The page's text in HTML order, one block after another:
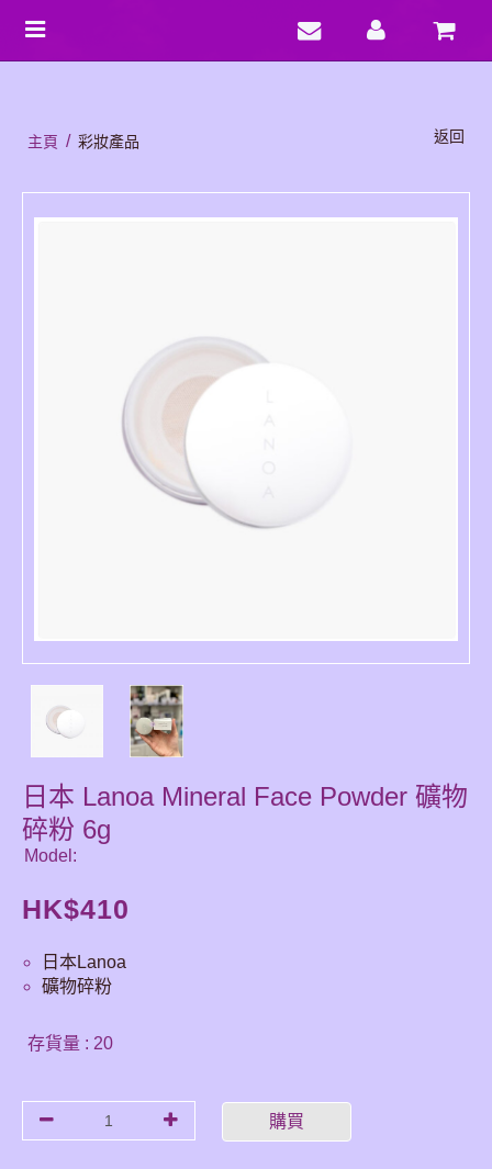
Toggle
主頁 / 彩妝產品 返回
日本 Lanoa Mineral Face Powder 礦物
碎粉 6g
Model:
HK$410
日本Lanoa
礦物碎粉
存貨量 : 20
購買